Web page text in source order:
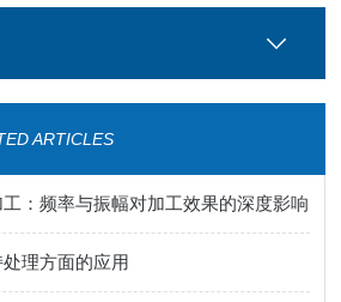
ARTICLES
：频率与振幅对加工效果的深度影响
理方面的应用